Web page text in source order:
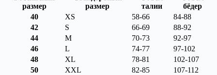
размер
размер
талии
бёдер
40
XS 58-66
84-88
42
S 66-69
88-92
44
M 70-73
92-97
46
L 74-77
97-102
48
XL 78-81
102-107
50
XXL 82-85 107-112